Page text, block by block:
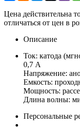
Цена действительна
отличаться от цен в
Описание
Ток: катода
0,7 А
Напряжение:
Емкость:
Мощность:
Длина волны:
Персональные